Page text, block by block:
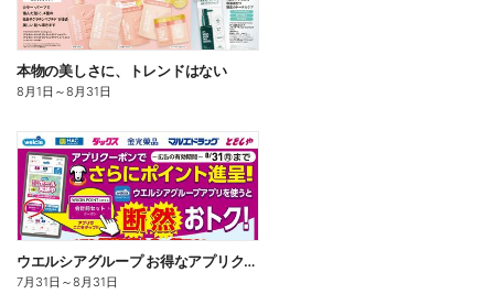
本物の美しさに、トレンドはない
8月1日 ～8月31日
ウエルシアグループ お得なアプリクーポン
7月31日 ～8月31日